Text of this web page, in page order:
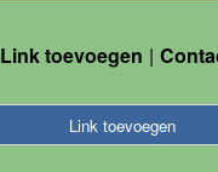
Link toevoegen
Link toevoegen